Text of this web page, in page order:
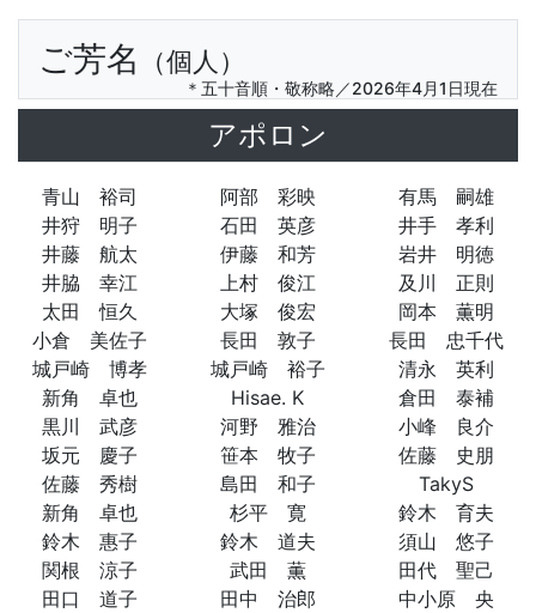
ご芳名 （個人）
＊五十音順・敬称略／2026年4月1日現在
アポロン
青山 裕司 阿部 彩映
有馬 嗣雄
井狩 明子
石田 英彦
井手 孝利
井藤 航太
伊藤 和芳
岩井 明徳
井脇 幸江
上村 俊江
及川 正則
太田 恒久
大塚 俊宏
岡本 薫明
小倉 美佐子
長田 敦子
長田 忠千代
城戸崎 博孝
城戸崎 裕子
清永 英利
新角 卓也
Hisae. K
倉田 泰補
黒川 武彦
河野 雅治
小峰 良介
坂元 慶子
笹本 牧子
佐藤 史朋
佐藤 秀樹
島田 和子
TakyS
新角 卓也
杉平 寛
鈴木 育夫
鈴木 惠子
鈴木 道夫
須山 悠子
関根 涼子
武田 薫
田代 聖己
田口 道子
田中 治郎
中小原 央